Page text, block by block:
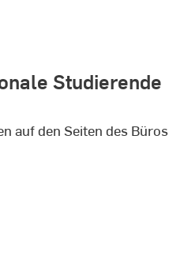
Studierende
auf den Seiten des